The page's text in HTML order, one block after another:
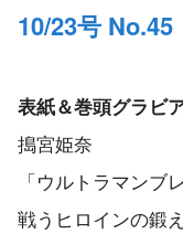
10/23号 No.45
表紙＆巻頭グラビ
搗宮姫奈
「ウルトラマンブ
戦うヒロインの鍛